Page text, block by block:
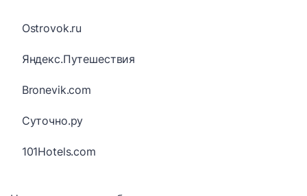
Ostrovok.ru
Яндекс.Путешествия
Bronevik.com
Суточно.ру
101Hotels.com